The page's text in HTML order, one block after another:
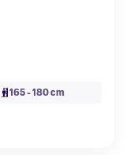
165 - 180 cm